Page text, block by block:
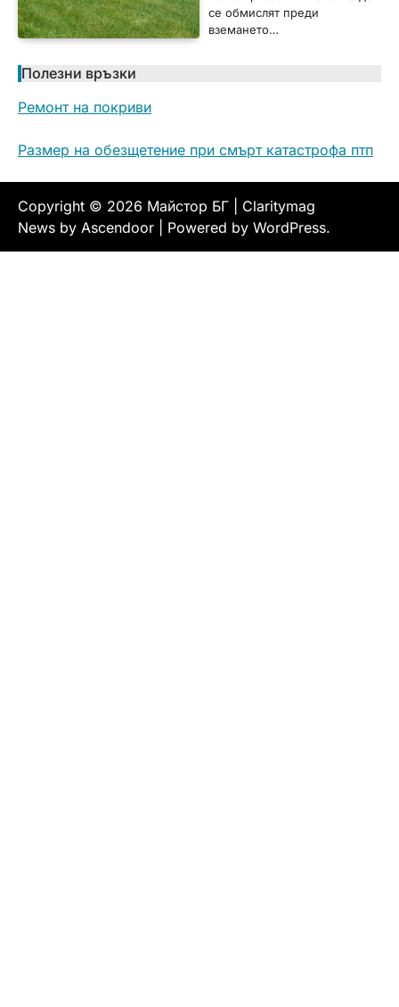
се обмислят преди
вземането…
Полезни връзки
Ремонт на покриви
Размер на обезщетение при смърт катастрофа птп
Copyright © 2026 Майстор БГ | Claritymag
News by Ascendoor | Powered by WordPress.